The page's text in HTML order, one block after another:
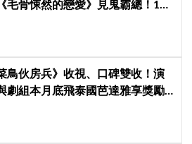
毛骨悚然的戀愛》見鬼霸總！180
鳥伙房兵》收視、口碑雙收！演
劇組本月底飛泰國芭達雅享獎勵